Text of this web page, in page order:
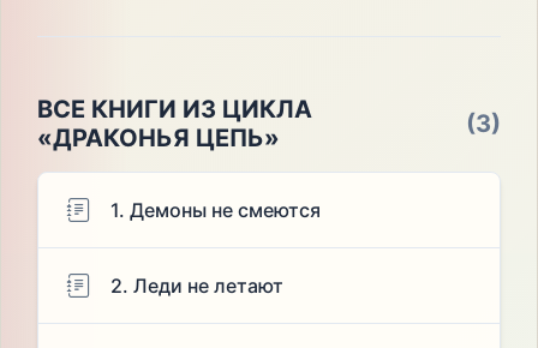
ВСЕ КНИГИ ИЗ ЦИКЛА
«ДРАКОНЬЯ ЦЕПЬ»
(3)
1. Демоны не смеются
2. Леди не летают